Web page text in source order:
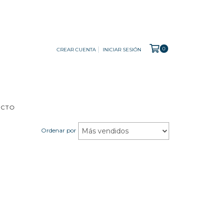
CREAR CUENTA INICIAR SESIÓN 0
Ordenar por